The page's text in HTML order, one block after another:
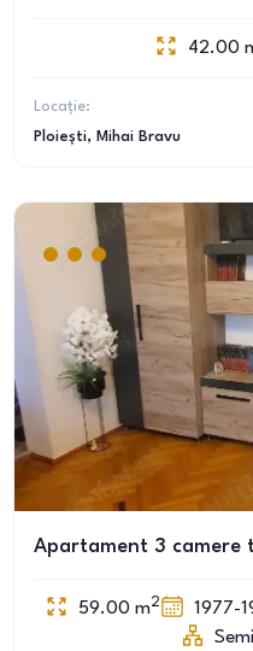
42.00
Locație:
Ploiești, Mihai Bravu
Apartament 3 camere
59.00 m2 1977-